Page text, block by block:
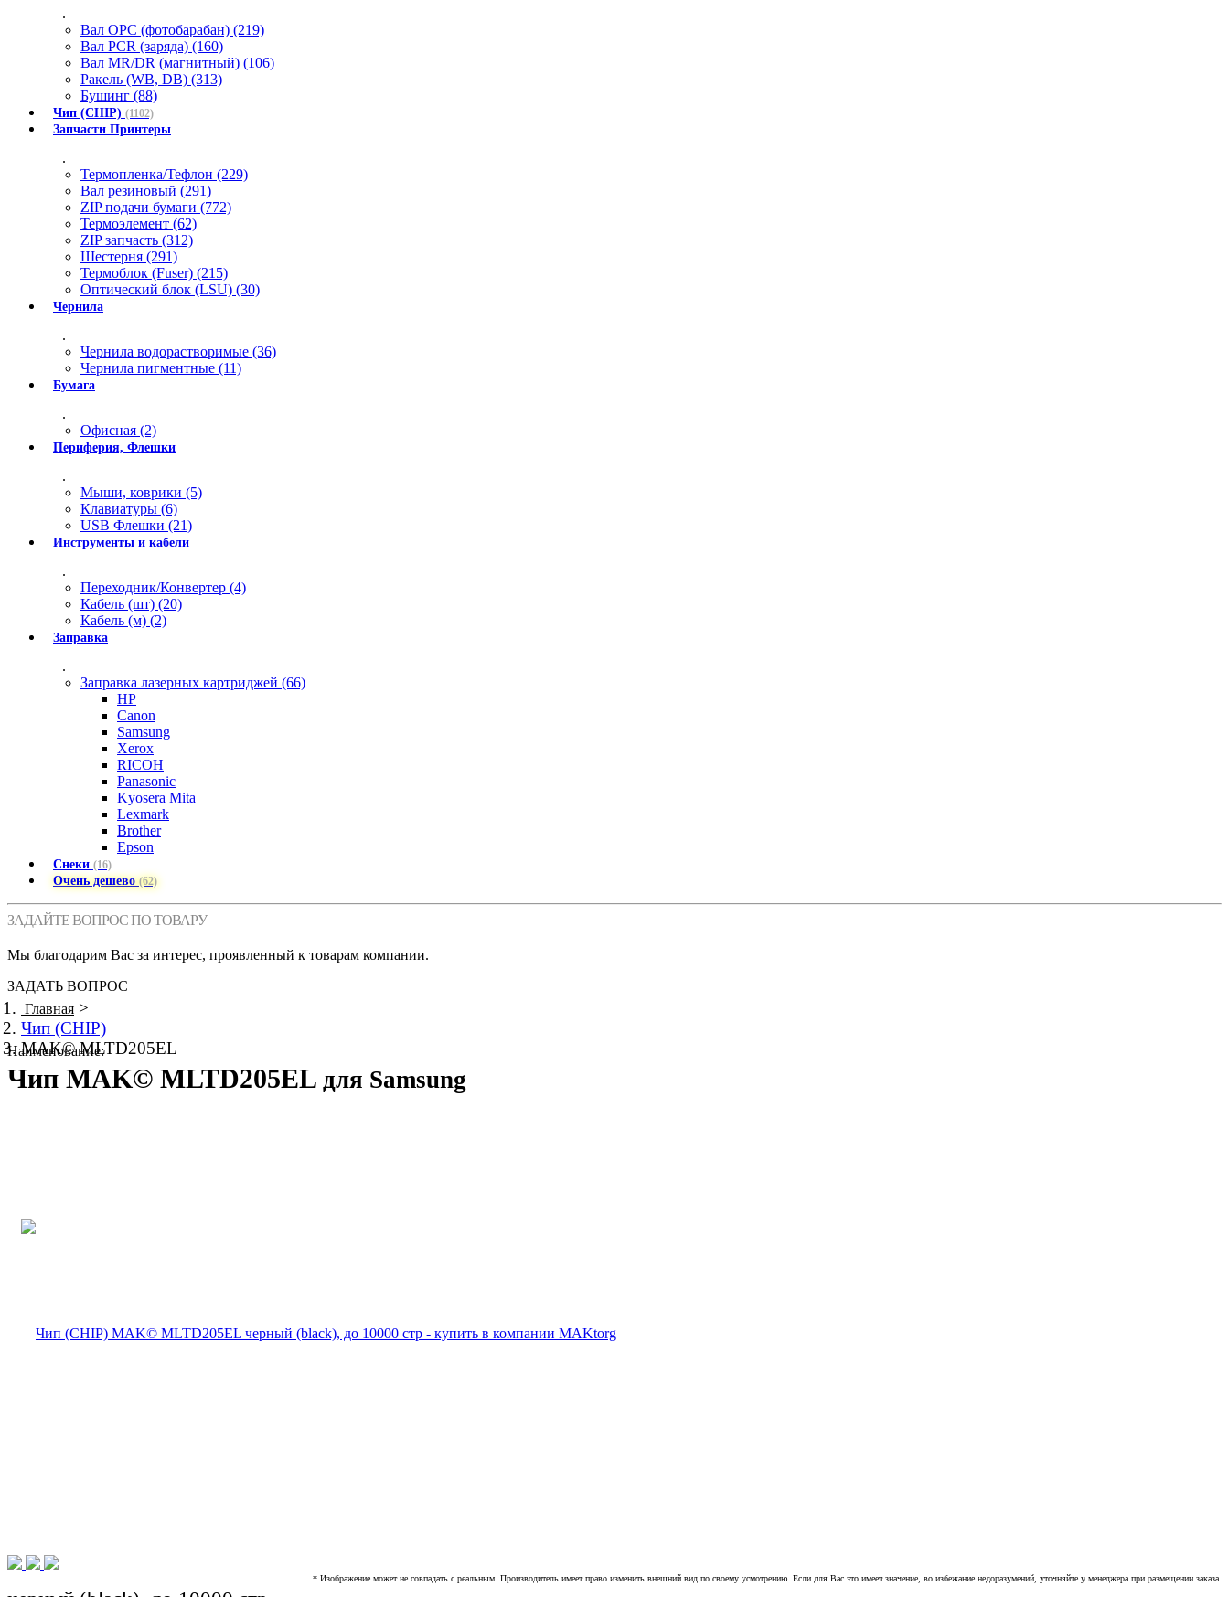
.
Вал OPC (фотобарабан) (219)
Вал PCR (заряда) (160)
Вал MR/DR (магнитный) (106)
Ракель (WB, DB) (313)
Бушинг (88)
Чип (CHIP) (1102)
Запчасти Принтеры
.
Термопленка/Тефлон (229)
Вал резиновый (291)
ZIP подачи бумаги (772)
Термоэлемент (62)
ZIP запчасть (312)
Шестерня (291)
Термоблок (Fuser) (215)
Оптический блок (LSU) (30)
Чернила
.
Чернила водорастворимые (36)
Чернила пигментные (11)
Бумага
.
Офисная (2)
Периферия, Флешки
.
Мыши, коврики (5)
Клавиатуры (6)
USB Флешки (21)
Инструменты и кабели
.
Переходник/Конвертер (4)
Кабель (шт) (20)
Кабель (м) (2)
Заправка
.
Заправка лазерных картриджей (66)
HP
Canon
Samsung
Xerox
RICOH
Panasonic
Kyosera Mita
Lexmark
Brother
Epson
Снеки (16)
Очень дешево(62)
ЗАДАЙТЕ ВОПРОС ПО ТОВАРУ
Мы благодарим Вас за интерес, проявленный к товарам компании.
ЗАДАТЬ ВОПРОС
Главная >
Чип (CHIP)
MAK© MLTD205EL
Наименование:
Чип MAK© MLTD205EL для Samsung
* Изображение может не совпадать с реальным. Производитель имеет право изменить внешний вид по своему усмотрению. Если для Вас это имеет значение, во избежание недоразумений, уточняйте у менеджера при размещении заказа.